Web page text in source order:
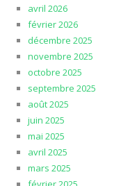
avril 2026
février 2026
décembre 2025
novembre 2025
octobre 2025
septembre 2025
août 2025
juin 2025
mai 2025
avril 2025
mars 2025